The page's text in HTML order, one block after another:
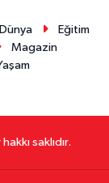
Dünya
Eğitim
Magazin
saklıdır.